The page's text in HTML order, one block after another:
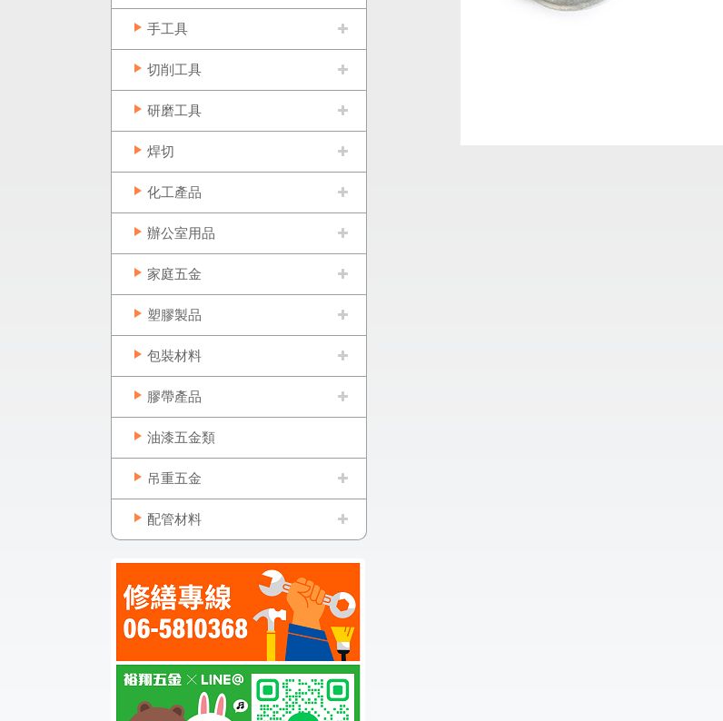
手工具
切削工具
研磨工具
焊切
化工產品
辦公室用品
家庭五金
塑膠製品
包裝材料
膠帶產品
油漆五金類
吊重五金
配管材料